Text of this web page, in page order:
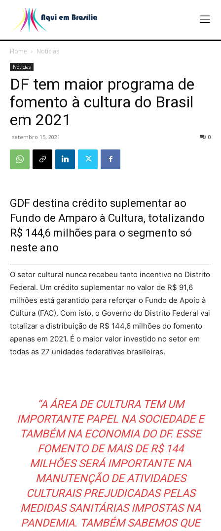
Home Notícias
Notícias
DF tem maior programa de
fomento à cultura do Brasil
em 2021
setembro 15, 2021 0
GDF destina crédito suplementar ao
Fundo de Amparo à Cultura, totalizando
R$ 144,6 milhões para o segmento só
neste ano
O setor cultural nunca recebeu tanto incentivo no Distrito
Federal. Um crédito suplementar no valor de R$ 91,6
milhões está garantido para reforçar o Fundo de Apoio à
Cultura (FAC). Com isto, o Governo do Distrito Federal vai
totalizar a distribuição de R$ 144,6 milhões do fomento
apenas em 2021. É o maior valor investido no setor em
todas as 27 unidades federativas brasileiras.
“A ÁREA DE CULTURA TEM UM
IMPORTANTE PAPEL NA SOCIEDADE E
TAMBÉM NA ECONOMIA DO DF. ESSE
FOMENTO DE MAIS DE R$ 144
MILHÕES SERÁ IMPORTANTE NA
MANUTENÇÃO DE ATIVIDADES
CULTURAIS PREJUDICADAS PELAS
MEDIDAS SANITÁRIAS IMPOSTAS NA
PANDEMIA. TAMBÉM SABEMOS QUE